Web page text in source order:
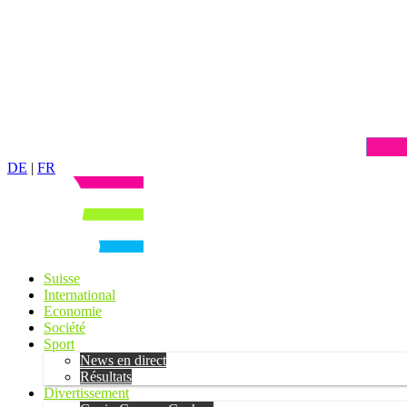
DE | FR
Suisse
International
Economie
Société
Sport
News en direct
Résultats
Divertissement